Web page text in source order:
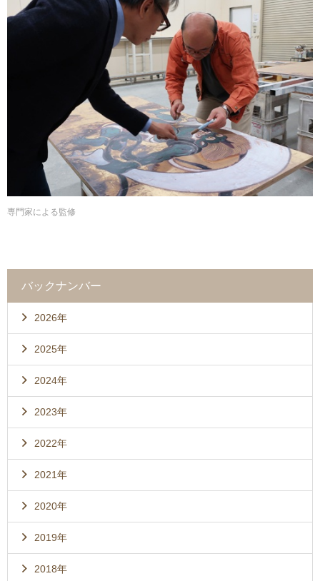
専門家による監修
バックナンバー
2026年
2025年
2024年
2023年
2022年
2021年
2020年
2019年
2018年